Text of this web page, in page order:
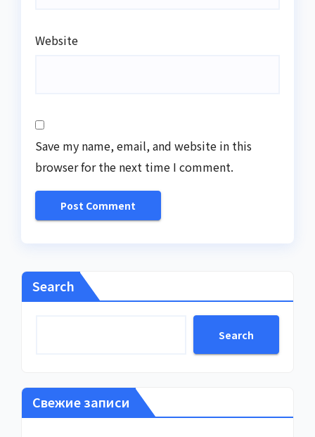
Website
Save my name, email, and website in this
browser for the next time I comment.
Search
Search
Свежие записи